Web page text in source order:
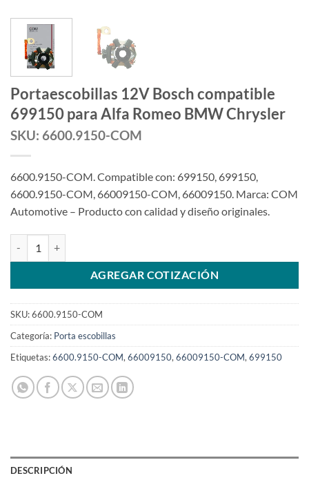
Portaescobillas 12V Bosch compatible
699150 para Alfa Romeo BMW Chrysler
SKU: 6600.9150-COM
6600.9150-COM. Compatible con: 699150, 699150,
6600.9150-COM, 66009150-COM, 66009150. Marca: COM
Automotive – Producto con calidad y diseño originales.
AGREGAR COTIZACIÓN
SKU:6600.9150-COM
Categoría: Porta escobillas
Etiquetas:6600.9150-COM, 66009150, 66009150-COM, 699150
DESCRIPCIÓN